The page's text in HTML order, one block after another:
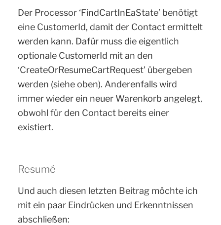
Der Processor ‘FindCartInEaState’ benötigt
eine CustomerId, damit der Contact ermittelt
werden kann. Dafür muss die eigentlich
optionale CustomerId mit an den
‘CreateOrResumeCartRequest’ übergeben
werden (siehe oben). Anderenfalls wird
immer wieder ein neuer Warenkorb angelegt,
obwohl für den Contact bereits einer
existiert.
Resumé
Und auch diesen letzten Beitrag möchte ich
mit ein paar Eindrücken und Erkenntnissen
abschließen: